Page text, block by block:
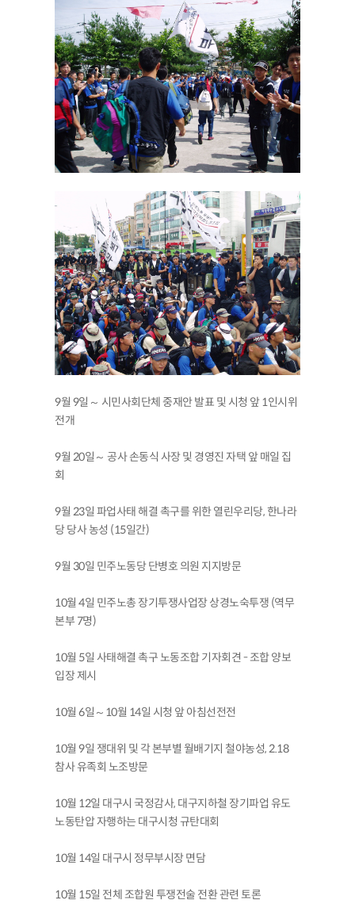
9월 9일～ 시민사회단체 중재안 발표 및 시청 앞 1인시위
전개
9월 20일～ 공사 손동식 사장 및 경영진 자택 앞 매일 집
회
9월 23일 파업사태 해결 촉구를 위한 열린우리당, 한나라
당 당사 농성 (15일간)
9월 30일 민주노동당 단병호 의원 지지방문
10월 4일 민주노총 장기투쟁사업장 상경노숙투쟁 (역무
본부 7명)
10월 5일 사태해결 촉구 노동조합 기자회견 - 조합 양보
입장 제시
10월 6일～10월 14일 시청 앞 아침선전전
10월 9일 쟁대위 및 각 본부별 월배기지 철야농성, 2.18
참사 유족회 노조방문
10월 12일 대구시 국정감사, 대구지하철 장기파업 유도
노동탄압 자행하는 대구시청 규탄대회
10월 14일 대구시 정무부시장 면담
10월 15일 전체 조합원 투쟁전술 전환 관련 토론